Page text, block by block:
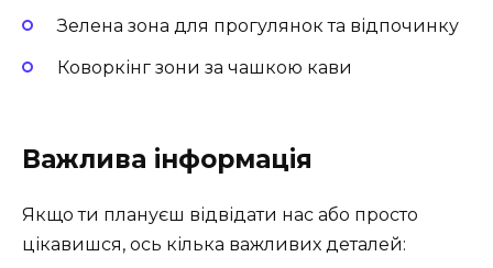
Зелена зона для прогулянок та відпочинку
Коворкінг зони за чашкою кави
Важлива інформація
Якщо ти плануєш відвідати нас або просто
цікавишся, ось кілька важливих деталей: